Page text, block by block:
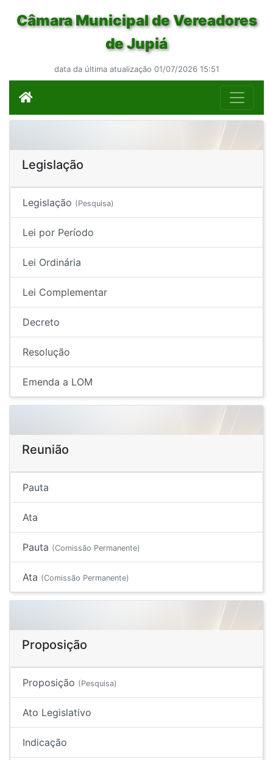
Câmara Municipal de Vereadores
de Jupiá
data da última atualização 01/07/2026 15:51
Legislação
Legislação (Pesquisa)
Lei por Período
Lei Ordinária
Lei Complementar
Decreto
Resolução
Emenda a LOM
Reunião
Pauta
Ata
Pauta (Comissão Permanente)
Ata (Comissão Permanente)
Proposição
Proposição (Pesquisa)
Ato Legislativo
Indicação